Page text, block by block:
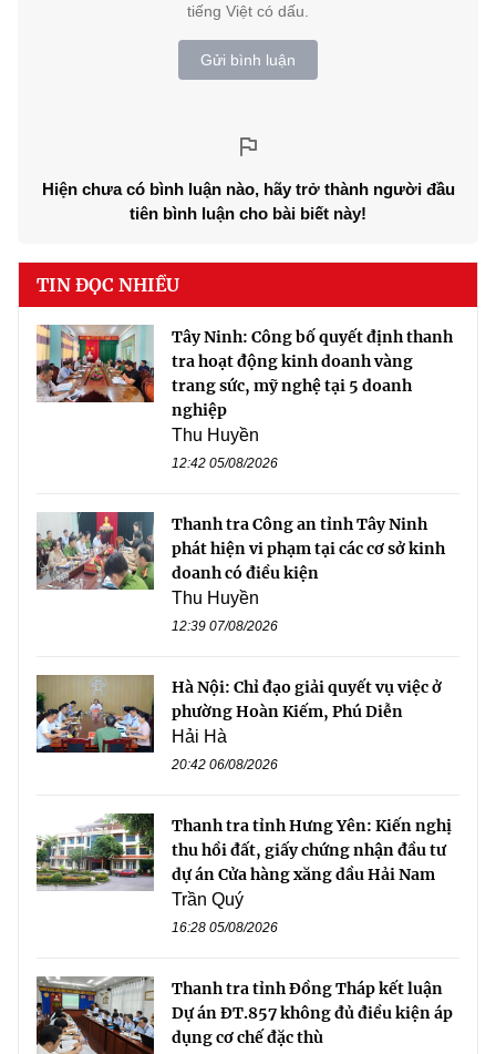
tiếng Việt có dấu.
Gửi bình luận
Hiện chưa có bình luận nào, hãy trở thành người đầu
tiên bình luận cho bài biết này!
TIN ĐỌC NHIỀU
Tây Ninh: Công bố quyết định thanh
tra hoạt động kinh doanh vàng
trang sức, mỹ nghệ tại 5 doanh
nghiệp
Thu Huyền
12:42 05/08/2026
Thanh tra Công an tỉnh Tây Ninh
phát hiện vi phạm tại các cơ sở kinh
doanh có điều kiện
Thu Huyền
12:39 07/08/2026
Hà Nội: Chỉ đạo giải quyết vụ việc ở
phường Hoàn Kiếm, Phú Diễn
Hải Hà
20:42 06/08/2026
Thanh tra tỉnh Hưng Yên: Kiến nghị
thu hồi đất, giấy chứng nhận đầu tư
dự án Cửa hàng xăng dầu Hải Nam
Trần Quý
16:28 05/08/2026
Thanh tra tỉnh Đồng Tháp kết luận
Dự án ĐT.857 không đủ điều kiện áp
dụng cơ chế đặc thù